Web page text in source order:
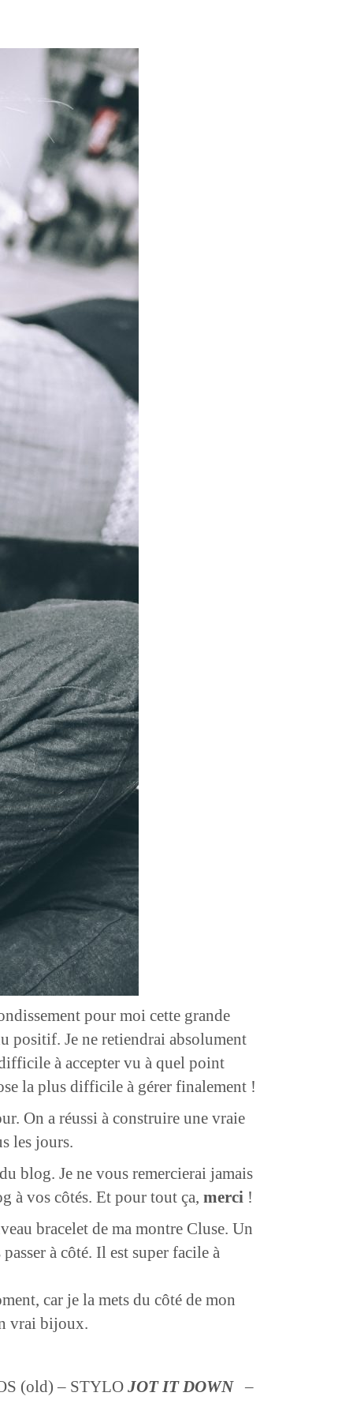
pour moi cette grande
positif. Je ne retiendrai absolument
à accepter vu à quel point
la plus difficile à gérer finalement !
On a réussi à construire une vraie
les jours.
blog. Je ne vous remercierai jamais
à vos côtés. Et pour tout ça, merci !
bracelet de ma montre Cluse. Un
à côté. Il est super facile à
car je la mets du côté de mon
vrai bijoux.
(old) – STYLO JOT IT DOWN –